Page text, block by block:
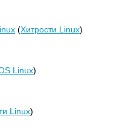
(Хитрости Linux)
Linux)
Linux)